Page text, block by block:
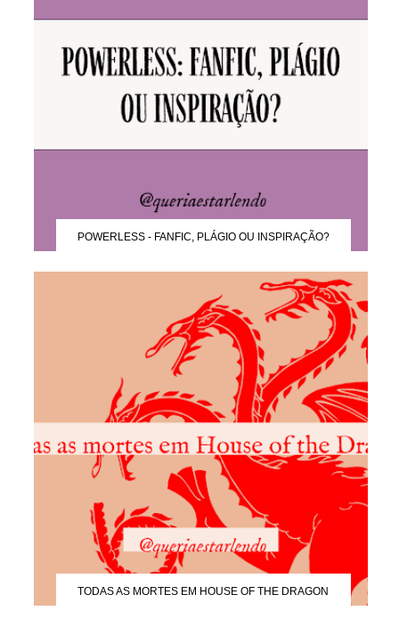
POWERLESS - FANFIC, PLÁGIO OU INSPIRAÇÃO?
TODAS AS MORTES EM HOUSE OF THE DRAGON